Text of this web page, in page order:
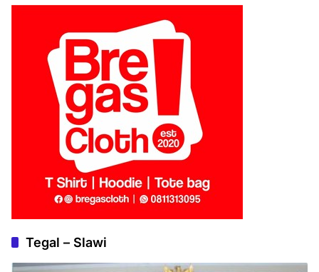
Tegal – Slawi